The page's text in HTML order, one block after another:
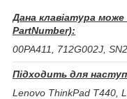
Дана клавіатура
PartNumber):
00PA411, 712G002J,
Підходить для
Lenovo ThinkPad T440,